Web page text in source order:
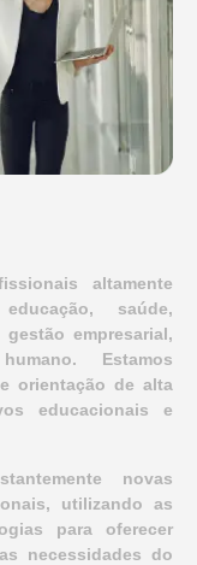
altamente
saúde,
empresarial,
Estamos
orientação de alta
educacionais e
novas
utilizando as
para oferecer
necessidades do